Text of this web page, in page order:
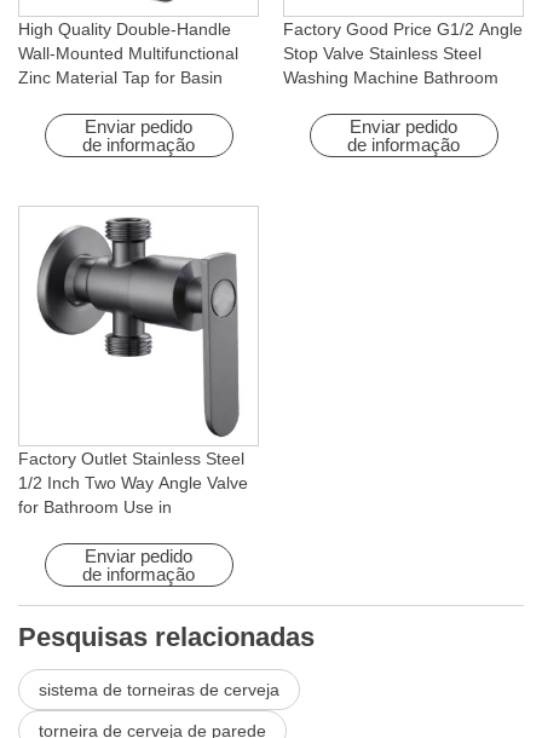
High Quality Double-Handle
Wall-Mounted Multifunctional
Zinc Material Tap for Basin
Homes
Enviar pedido
de informação
Factory Good Price G1/2 Angle
Stop Valve Stainless Steel
Washing Machine Bathroom
Apartments & Hotels
Enviar pedido
de informação
Factory Outlet Stainless Steel
1/2 Inch Two Way Angle Valve
for Bathroom Use in
InstallationEnviar pedido
de informação
Pesquisas relacionadas
sistema de torneiras de cerveja
torneira de cerveja de parede